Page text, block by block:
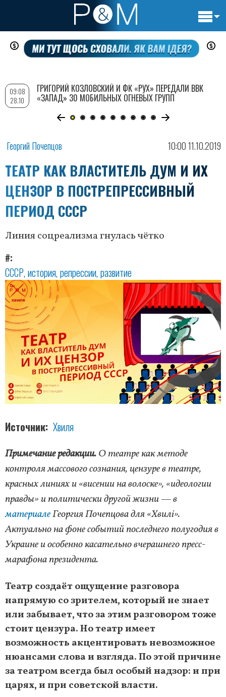
Перейти
содержанию
Георгий Почепцов 10:00 11.10.2019
ТЕАТР КАК ВЛАСТИТЕЛЬ ДУМ И ИХ
ЦЕНЗОР В ПОСТРЕПРЕССИВНЫЙ
ПЕРИОД СССР
Линия соцреализма гнулась чётко
#
СССР история репрессии развитие
Источник Хвиля
Примечание редакции.О театре как методе
контроля массового сознания, цензуре в театре,
красных линиях и «висении на волоске», «идеологии
правды» и политически другой жизни — в
материалеГеоргия Почепцова для «Хвилі».
Актуально на фоне событий последнего полугодия в
Украине и особенно касательно вчерашнего пресс-
марафона президента.
Театр создаёт ощущение разговора
напрямую со зрителем, который не знает
или забывает, что за этим разговором тоже
стоит цензура. Но театр имеет
возможность акцентировать невозможное
нюансами слова и взгляда. По этой причине
за театром всегда был особый надзор: и при
царях, и при советской власти.
09:08
28.10
ГРИГОРИЙ КОЗЛОВСКИЙ И ФК «РУХ» ПЕРЕДАЛИ ВВК
«ЗАПАД» 30 МОБИЛЬНЫХ ОГНЕВЫХ ГРУПП